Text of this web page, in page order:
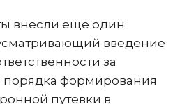
внесли еще один
введение
за
формирования
путевки в